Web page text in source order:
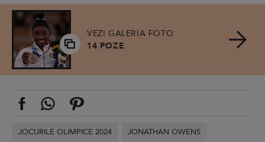
VEZI GALERIA FOTO
14 POZE
JOCURILE OLIMPICE 2024
JONATHAN OWENS